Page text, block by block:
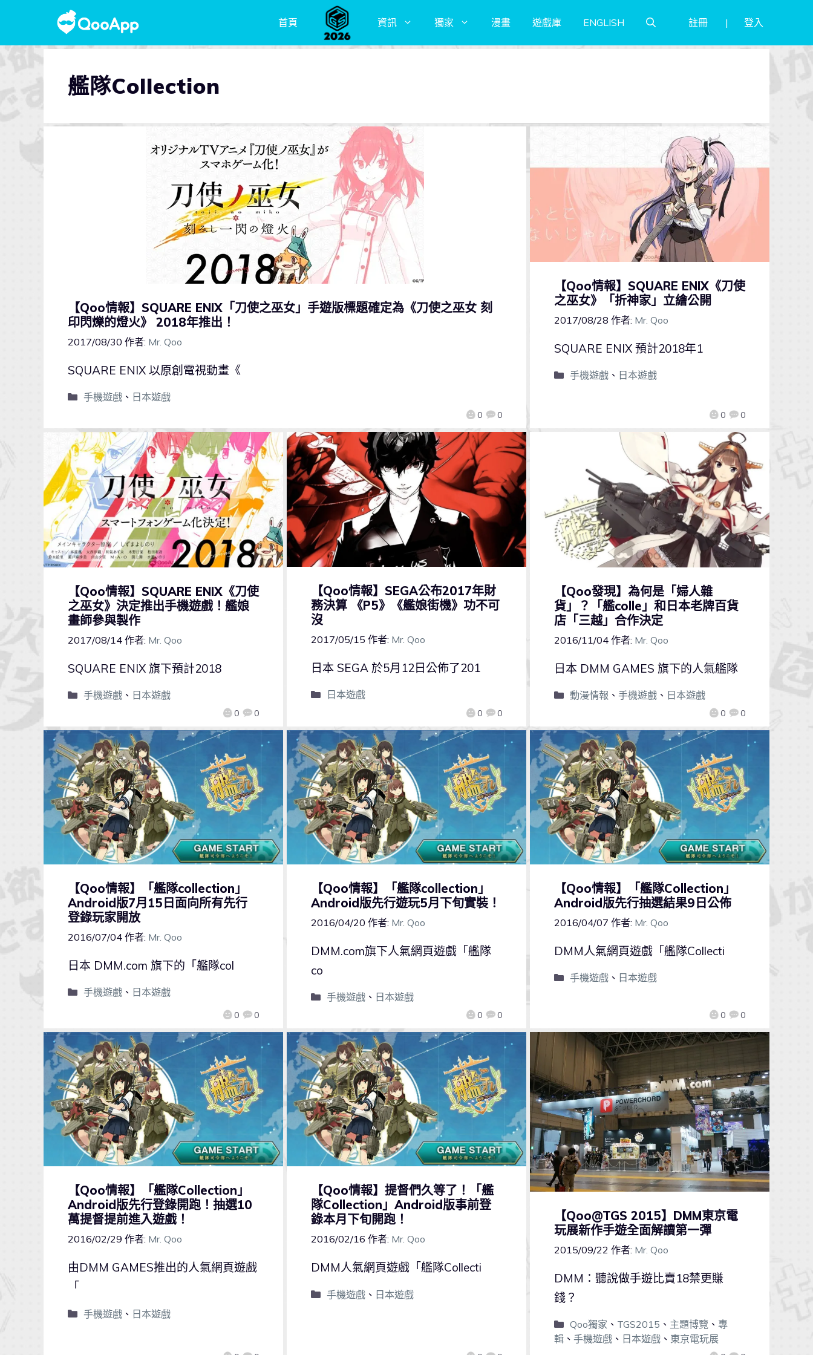
首頁 資訊 獨家 漫畫 遊戲庫 ENGLISH 註冊 登入
艦隊Collection
【Qoo情報】SQUARE ENIX「刀使之巫女」手遊版標題確定為《刀使之巫女 刻
印閃爍的燈火》 2018年推出！
2017/08/30 作者: Mr. Qoo
0 0
SQUARE ENIX 以原創電視動畫《
手機遊戲、 日本遊戲
【Qoo情報】SQUARE ENIX《刀使
之巫女》「折神家」立繪公開
2017/08/28 作者: Mr. Qoo
0 0
SQUARE ENIX 預計2018年1
手機遊戲、 日本遊戲
【Qoo情報】SQUARE ENIX《刀使
之巫女》決定推出手機遊戲！艦娘
畫師參與製作
2017/08/14 作者: Mr. Qoo
0 0
SQUARE ENIX 旗下預計2018
手機遊戲、 日本遊戲
【Qoo情報】SEGA公布2017年財
務決算 《P5》《艦娘街機》功不可
沒
2017/05/15 作者: Mr. Qoo
0 0
日本 SEGA 於5月12日公佈了201
日本遊戲
【Qoo發現】為何是「婦人雜
貨」？「艦colle」和日本老牌百貨
店「三越」合作決定
2016/11/04 作者: Mr. Qoo
0 0
日本 DMM GAMES 旗下的人氣艦隊
動漫情報 、 手機遊戲、 日本遊戲
【Qoo情報】「艦隊collection」
Android版7月15日面向所有先行
登錄玩家開放
2016/07/04 作者: Mr. Qoo
0 0
日本 DMM.com 旗下的「艦隊col
手機遊戲、 日本遊戲
【Qoo情報】「艦隊collection」
Android版先行遊玩5月下旬實裝！
2016/04/20 作者: Mr. Qoo
0 0
DMM.com旗下人氣網頁遊戲「艦隊
co
手機遊戲、 日本遊戲
【Qoo情報】「艦隊Collection」
Android版先行抽選結果9日公佈
2016/04/07 作者: Mr. Qoo
0 0
DMM人氣網頁遊戲「艦隊Collecti
手機遊戲、 日本遊戲
【Qoo情報】「艦隊Collection」
Android版先行登錄開跑！抽選10
萬提督提前進入遊戲！
2016/02/29 作者: Mr. Qoo
由DMM GAMES推出的人氣網頁遊戲
「
手機遊戲、 日本遊戲
【Qoo情報】提督們久等了！「艦
隊Collection」Android版事前登
錄本月下旬開跑！
2016/02/16 作者: Mr. Qoo
DMM人氣網頁遊戲「艦隊Collecti
手機遊戲、 日本遊戲
【Qoo@TGS 2015】DMM東京電
玩展新作手遊全面解讀第一彈
2015/09/22 作者: Mr. Qoo
DMM：聽說做手遊比賣18禁更賺
錢？
Qoo獨家 、 TGS2015 、 主題博覽、 專
輯、 手機遊戲、 日本遊戲、 東京電玩展